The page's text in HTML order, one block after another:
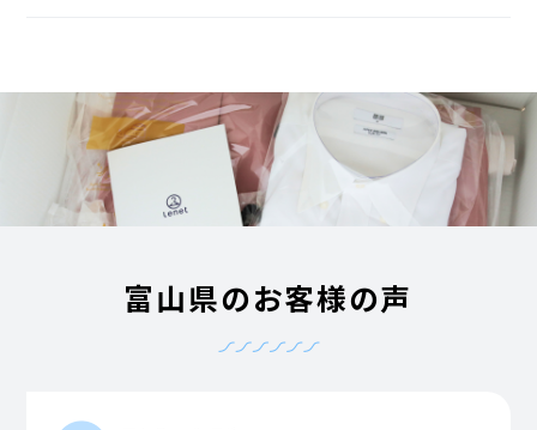
富山県のお客様の声